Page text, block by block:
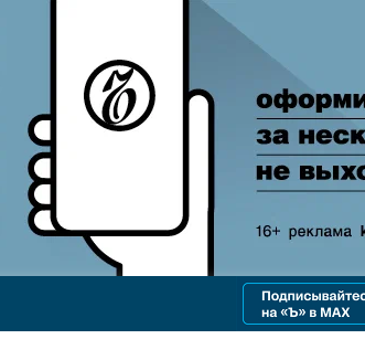
в «Ъ» www.kommersant.ru/ad